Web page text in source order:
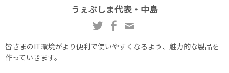
うぇぶしま代表・中島
皆さまのIT環境がより便利で使いやすくなるよう、魅力的な製品を
作っていきます。